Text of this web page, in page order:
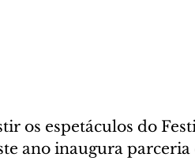
os espetáculos do
ano inaugura parceria